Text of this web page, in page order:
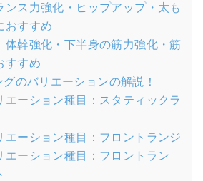
ンス力強化・ヒップアップ・太も
おすすめ
体幹強化・下半身の筋力強化・筋
すすめ
のバリエーションの解説！
エーション種目：スタティックラ
エーション種目：フロントランジ
エーション種目：フロントラン